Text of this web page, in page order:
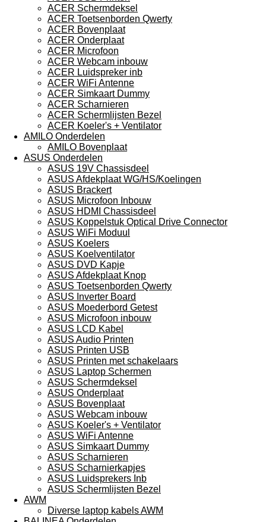
ACER Schermdeksel
ACER Toetsenborden Qwerty
ACER Bovenplaat
ACER Onderplaat
ACER Microfoon
ACER Webcam inbouw
ACER Luidspreker inb
ACER WiFi Antenne
ACER Simkaart Dummy
ACER Scharnieren
ACER Schermlijsten Bezel
ACER Koeler's + Ventilator
AMILO Onderdelen
AMILO Bovenplaat
ASUS Onderdelen
ASUS 19V Chassisdeel
ASUS Afdekplaat WG/HS/Koelingen
ASUS Brackert
ASUS Microfoon Inbouw
ASUS HDMI Chassisdeel
ASUS Koppelstuk Optical Drive Connector
ASUS WiFi Moduul
ASUS Koelers
ASUS Koelventilator
ASUS DVD Kapje
ASUS Afdekplaat Knop
ASUS Toetsenborden Qwerty
ASUS Inverter Board
ASUS Moederbord Getest
ASUS Microfoon inbouw
ASUS LCD Kabel
ASUS Audio Printen
ASUS Printen USB
ASUS Printen met schakelaars
ASUS Laptop Schermen
ASUS Schermdeksel
ASUS Onderplaat
ASUS Bovenplaat
ASUS Webcam inbouw
ASUS Koeler's + Ventilator
ASUS WiFi Antenne
ASUS Simkaart Dummy
ASUS Scharnieren
ASUS Scharnierkapjes
ASUS Luidsprekers Inb
ASUS Schermlijsten Bezel
AWM
Diverse laptop kabels AWM